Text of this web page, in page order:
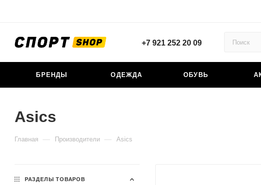
+7 921 252 20 09
БРЕНДЫ ОДЕЖДА ОБУВЬ
Asics
Главная — Производители — Asics
РАЗДЕЛЫ ТОВАРОВ